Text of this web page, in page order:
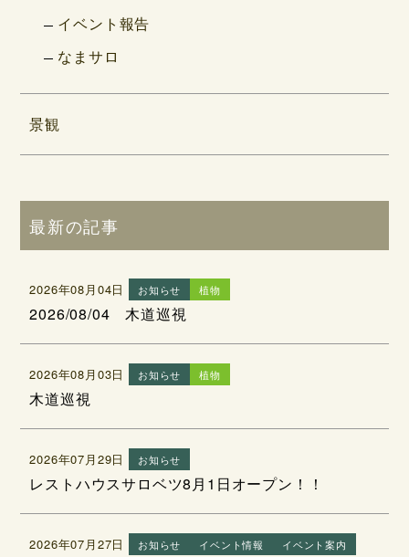
イベント報告
なまサロ
景観
最新の記事
2026年08月04日 お知らせ 植物
2026/08/04 木道巡視
2026年08月03日 お知らせ 植物
木道巡視
2026年07月29日 お知らせ
レストハウスサロベツ8月1日オープン！！
2026年07月27日 お知らせ イベント情報 イベント案内